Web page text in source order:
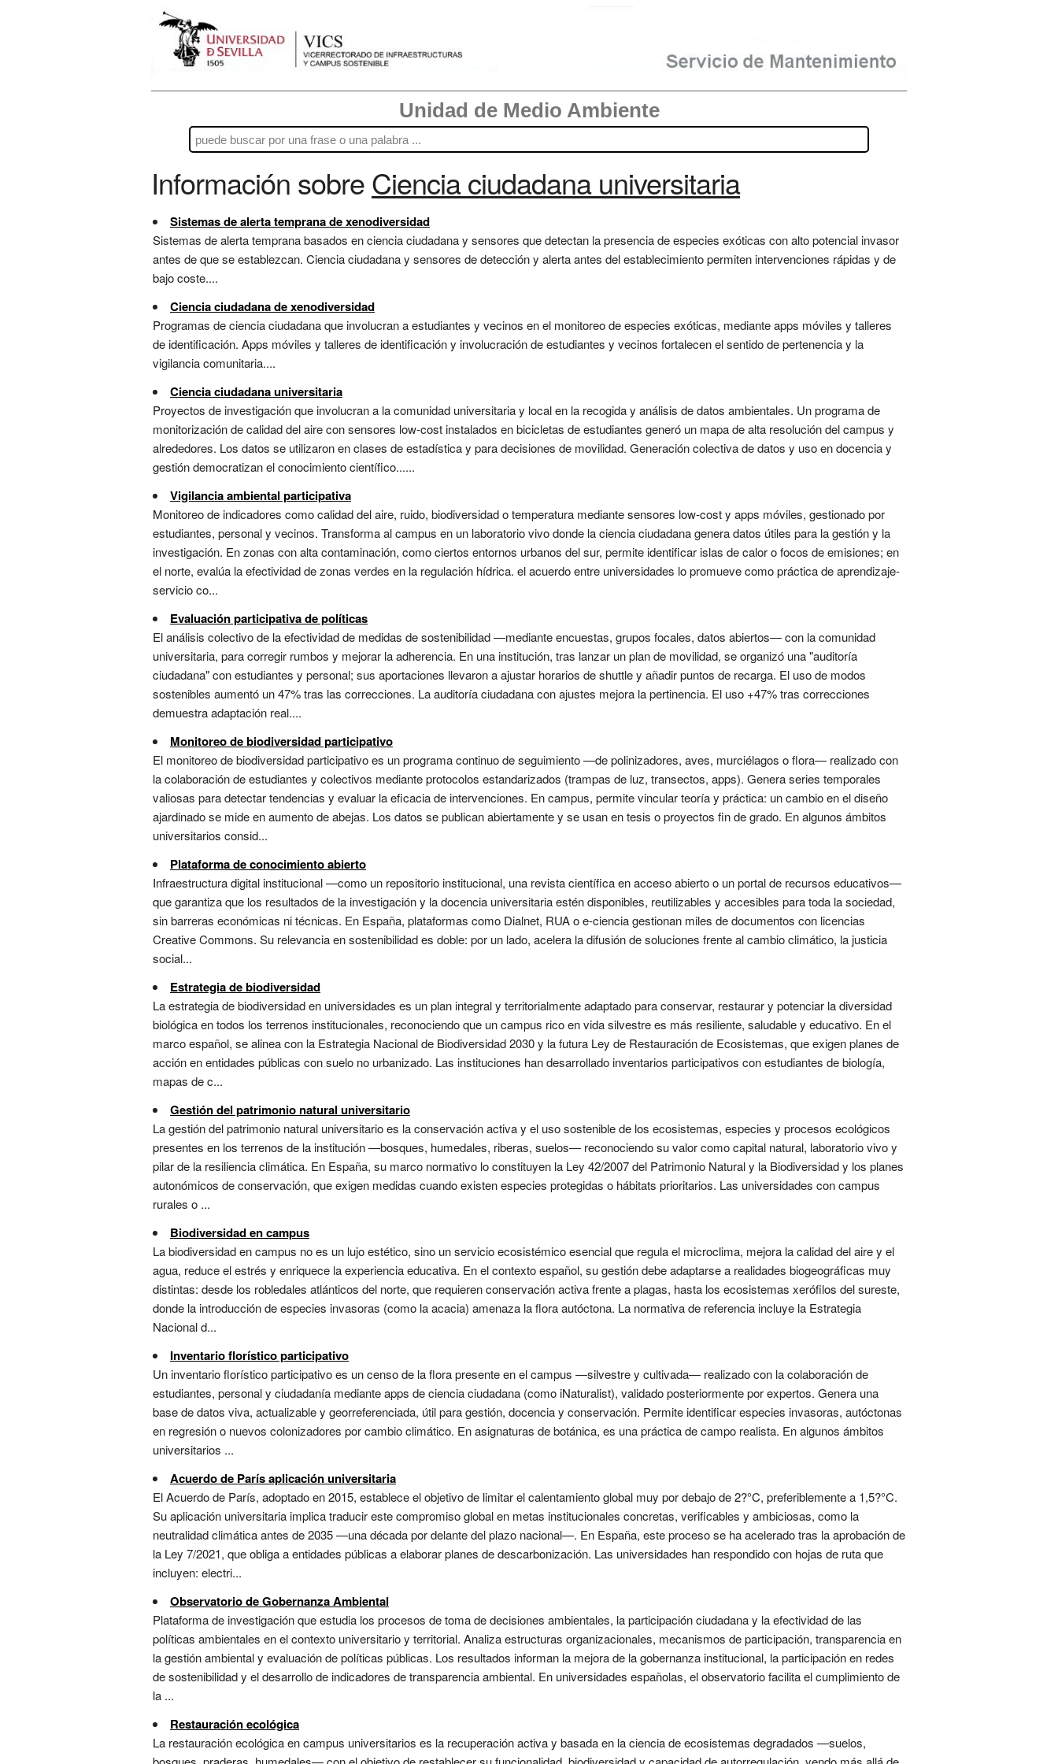
Unidad de Medio Ambiente
Información sobreCiencia ciudadana universitaria
Sistemas de alerta temprana de xenodiversidad
Sistemas de alerta temprana basados en ciencia ciudadana y sensores que detectan la presencia de especies exóticas con alto potencial invasor
antes de que se establezcan. Ciencia ciudadana y sensores de detección y alerta antes del establecimiento permiten intervenciones rápidas y de
bajo coste....
Ciencia ciudadana de xenodiversidad
Programas de ciencia ciudadana que involucran a estudiantes y vecinos en el monitoreo de especies exóticas, mediante apps móviles y talleres
de identificación. Apps móviles y talleres de identificación y involucración de estudiantes y vecinos fortalecen el sentido de pertenencia y la
vigilancia comunitaria....
Ciencia ciudadana universitaria
Proyectos de investigación que involucran a la comunidad universitaria y local en la recogida y análisis de datos ambientales. Un programa de
monitorización de calidad del aire con sensores low-cost instalados en bicicletas de estudiantes generó un mapa de alta resolución del campus y
alrededores. Los datos se utilizaron en clases de estadística y para decisiones de movilidad. Generación colectiva de datos y uso en docencia y
gestión democratizan el conocimiento científico......
Vigilancia ambiental participativa
Monitoreo de indicadores como calidad del aire, ruido, biodiversidad o temperatura mediante sensores low-cost y apps móviles, gestionado por
estudiantes, personal y vecinos. Transforma al campus en un laboratorio vivo donde la ciencia ciudadana genera datos útiles para la gestión y la
investigación. En zonas con alta contaminación, como ciertos entornos urbanos del sur, permite identificar islas de calor o focos de emisiones; en
el norte, evalúa la efectividad de zonas verdes en la regulación hídrica. el acuerdo entre universidades lo promueve como práctica de aprendizaje-
servicio co...
Evaluación participativa de políticas
El análisis colectivo de la efectividad de medidas de sostenibilidad —mediante encuestas, grupos focales, datos abiertos— con la comunidad
universitaria, para corregir rumbos y mejorar la adherencia. En una institución, tras lanzar un plan de movilidad, se organizó una "auditoría
ciudadana" con estudiantes y personal; sus aportaciones llevaron a ajustar horarios de shuttle y añadir puntos de recarga. El uso de modos
sostenibles aumentó un 47% tras las correcciones. La auditoría ciudadana con ajustes mejora la pertinencia. El uso +47% tras correcciones
demuestra adaptación real....
Monitoreo de biodiversidad participativo
El monitoreo de biodiversidad participativo es un programa continuo de seguimiento —de polinizadores, aves, murciélagos o flora— realizado con
la colaboración de estudiantes y colectivos mediante protocolos estandarizados (trampas de luz, transectos, apps). Genera series temporales
valiosas para detectar tendencias y evaluar la eficacia de intervenciones. En campus, permite vincular teoría y práctica: un cambio en el diseño
ajardinado se mide en aumento de abejas. Los datos se publican abiertamente y se usan en tesis o proyectos fin de grado. En algunos ámbitos
universitarios consid...
Plataforma de conocimiento abierto
Infraestructura digital institucional —como un repositorio institucional, una revista científica en acceso abierto o un portal de recursos educativos—
que garantiza que los resultados de la investigación y la docencia universitaria estén disponibles, reutilizables y accesibles para toda la sociedad,
sin barreras económicas ni técnicas. En España, plataformas como Dialnet, RUA o e-ciencia gestionan miles de documentos con licencias
Creative Commons. Su relevancia en sostenibilidad es doble: por un lado, acelera la difusión de soluciones frente al cambio climático, la justicia
social...
Estrategia de biodiversidad
La estrategia de biodiversidad en universidades es un plan integral y territorialmente adaptado para conservar, restaurar y potenciar la diversidad
biológica en todos los terrenos institucionales, reconociendo que un campus rico en vida silvestre es más resiliente, saludable y educativo. En el
marco español, se alinea con la Estrategia Nacional de Biodiversidad 2030 y la futura Ley de Restauración de Ecosistemas, que exigen planes de
acción en entidades públicas con suelo no urbanizado. Las instituciones han desarrollado inventarios participativos con estudiantes de biología,
mapas de c...
Gestión del patrimonio natural universitario
La gestión del patrimonio natural universitario es la conservación activa y el uso sostenible de los ecosistemas, especies y procesos ecológicos
presentes en los terrenos de la institución —bosques, humedales, riberas, suelos— reconociendo su valor como capital natural, laboratorio vivo y
pilar de la resiliencia climática. En España, su marco normativo lo constituyen la Ley 42/2007 del Patrimonio Natural y la Biodiversidad y los planes
autonómicos de conservación, que exigen medidas cuando existen especies protegidas o hábitats prioritarios. Las universidades con campus
rurales o ...
Biodiversidad en campus
La biodiversidad en campus no es un lujo estético, sino un servicio ecosistémico esencial que regula el microclima, mejora la calidad del aire y el
agua, reduce el estrés y enriquece la experiencia educativa. En el contexto español, su gestión debe adaptarse a realidades biogeográficas muy
distintas: desde los robledales atlánticos del norte, que requieren conservación activa frente a plagas, hasta los ecosistemas xerófilos del sureste,
donde la introducción de especies invasoras (como la acacia) amenaza la flora autóctona. La normativa de referencia incluye la Estrategia
Nacional d...
Inventario florístico participativo
Un inventario florístico participativo es un censo de la flora presente en el campus —silvestre y cultivada— realizado con la colaboración de
estudiantes, personal y ciudadanía mediante apps de ciencia ciudadana (como iNaturalist), validado posteriormente por expertos. Genera una
base de datos viva, actualizable y georreferenciada, útil para gestión, docencia y conservación. Permite identificar especies invasoras, autóctonas
en regresión o nuevos colonizadores por cambio climático. En asignaturas de botánica, es una práctica de campo realista. En algunos ámbitos
universitarios ...
Acuerdo de París aplicación universitaria
El Acuerdo de París, adoptado en 2015, establece el objetivo de limitar el calentamiento global muy por debajo de 2?°C, preferiblemente a 1,5?°C.
Su aplicación universitaria implica traducir este compromiso global en metas institucionales concretas, verificables y ambiciosas, como la
neutralidad climática antes de 2035 —una década por delante del plazo nacional—. En España, este proceso se ha acelerado tras la aprobación de
la Ley 7/2021, que obliga a entidades públicas a elaborar planes de descarbonización. Las universidades han respondido con hojas de ruta que
incluyen: electri...
Observatorio de Gobernanza Ambiental
Plataforma de investigación que estudia los procesos de toma de decisiones ambientales, la participación ciudadana y la efectividad de las
políticas ambientales en el contexto universitario y territorial. Analiza estructuras organizacionales, mecanismos de participación, transparencia en
la gestión ambiental y evaluación de políticas públicas. Los resultados informan la mejora de la gobernanza institucional, la participación en redes
de sostenibilidad y el desarrollo de indicadores de transparencia ambiental. En universidades españolas, el observatorio facilita el cumplimiento de
la ...
Restauración ecológica
La restauración ecológica en campus universitarios es la recuperación activa y basada en la ciencia de ecosistemas degradados —suelos,